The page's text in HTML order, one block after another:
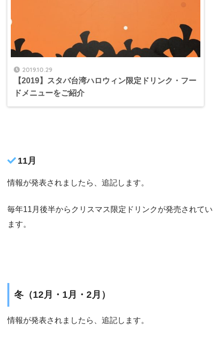
2019.10.29
【2019】スタバ台湾ハロウィン限定ドリンク・フー
ドメニューをご紹介
11月
情報が発表されましたら、追記します。
毎年11月後半からクリスマス限定ドリンクが発売されてい
ます。
冬（12月・1月・2月）
情報が発表されましたら、追記します。